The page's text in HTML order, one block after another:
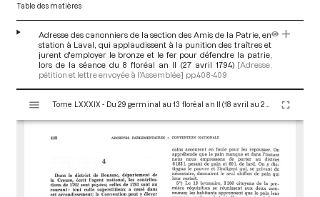
Table des matières
Adresse des canonniers de la section des Amis de la Patrie, en
station à Laval, qui applaudissent à la punition des traîtres et
jurent d'employer le bronze et le fer pour défendre la patrie,
lors de la séance du 8 floréal an II (27 avril 1794) [Adresse,
pétition et lettre envoyée à l’Assemblée] pp.408-409
s